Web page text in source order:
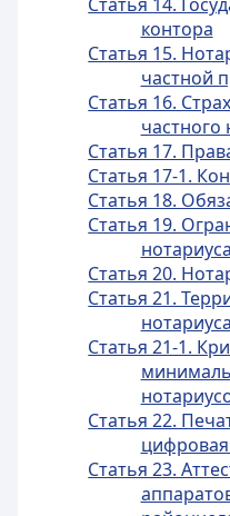
контора
Статья 15.
частной
Статья 16.
частного
Статья 17.
Статья 17-1.
Статья 18.
Статья 19.
нотариуса
Статья 20.
Статья 21.
нотариуса
Статья 21-1.
Статья 22.
Статья 23.